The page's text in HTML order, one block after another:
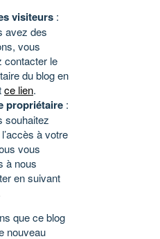
visiteurs :
avez des
vous
contacter le
du blog en
ce lien.
propriétaire :
souhaitez
à votre
vous
à nous
en suivant
que ce blog
nouveau